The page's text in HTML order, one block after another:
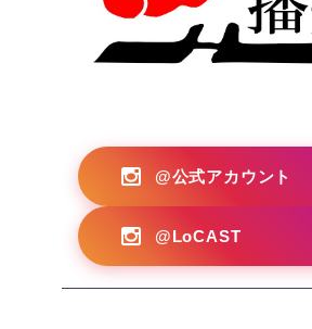
@公式アカウント
@LoCAST